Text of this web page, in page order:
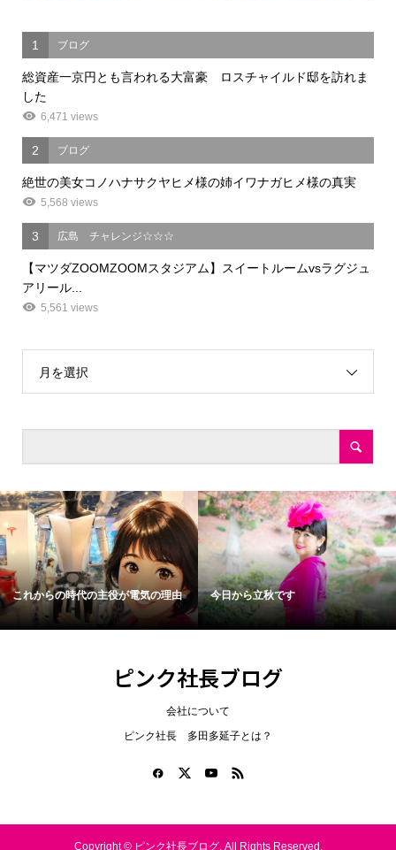
1 ブログ
総資産一京円とも言われる大富豪 ロスチャイルド邸を訪れま
した
6,471 views
2 ブログ
絶世の美女コノハナサクヤヒメ様の姉イワナガヒメ様の真実
5,568 views
3 広島 チャレンジ☆☆☆
【マツダZOOMZOOMスタジアム】スイートルームvsラグジュ
アリール...
5,561 views
月を選択
これからの時代の主役が電気の理由 今日から立秋です
ピンク社長ブログ
会社について
ピンク社長 多田多延子とは？
Copyright ©ピンク社長ブログ. All Rights Reserved.